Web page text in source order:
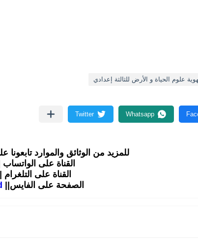
علوم الحياة و الأرض للثالثة إعدادي
للمزيد من الوثائق والموارد
القناة على الواتساب
القناة على التلغرام
الصفحة على الفايس||